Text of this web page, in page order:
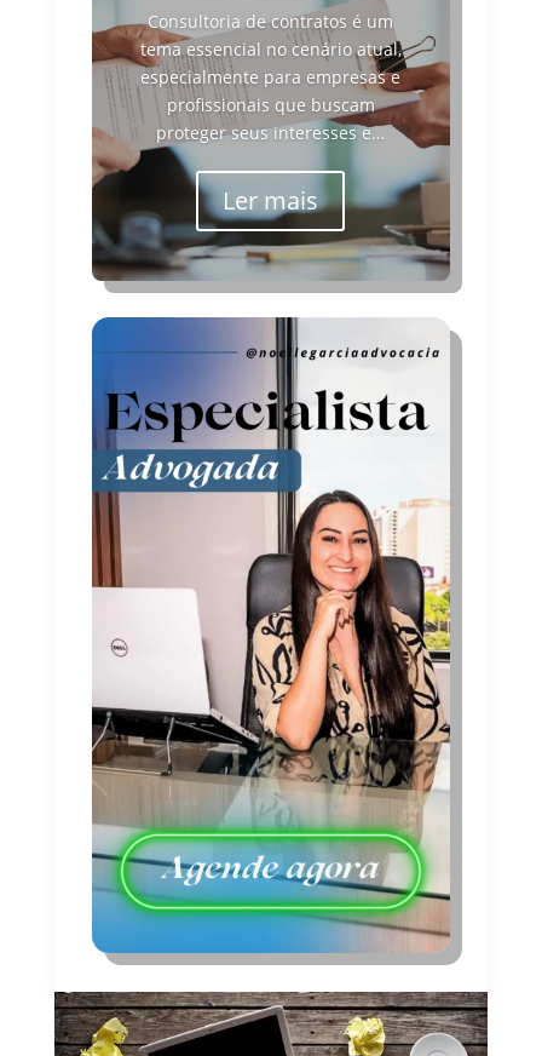
Consultoria de contratos é um
tema essencial no cenário atual,
especialmente para empresas e
profissionais que buscam
proteger seus interesses e…
Ler mais